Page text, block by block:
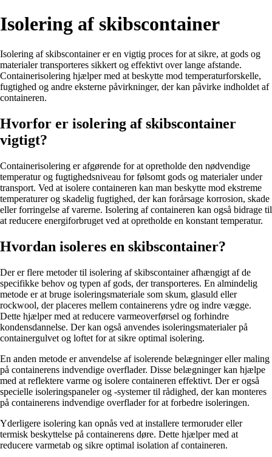
Isolering af skibscontainer
Isolering af skibscontainer er en vigtig proces for at sikre, at gods og
materialer transporteres sikkert og effektivt over lange afstande.
Containerisolering hjælper med at beskytte mod temperaturforskelle,
fugtighed og andre eksterne påvirkninger, der kan påvirke indholdet af
containeren.
Hvorfor er isolering af skibscontainer
vigtigt?
Containerisolering er afgørende for at opretholde den nødvendige
temperatur og fugtighedsniveau for følsomt gods og materialer under
transport. Ved at isolere containeren kan man beskytte mod ekstreme
temperaturer og skadelig fugtighed, der kan forårsage korrosion, skade
eller forringelse af varerne. Isolering af containeren kan også bidrage til
at reducere energiforbruget ved at opretholde en konstant temperatur.
Hvordan isoleres en skibscontainer?
Der er flere metoder til isolering af skibscontainer afhængigt af de
specifikke behov og typen af gods, der transporteres. En almindelig
metode er at bruge isoleringsmateriale som skum, glasuld eller
rockwool, der placeres mellem containerens ydre og indre vægge.
Dette hjælper med at reducere varmeoverførsel og forhindre
kondensdannelse. Der kan også anvendes isoleringsmaterialer på
containergulvet og loftet for at sikre optimal isolering.
En anden metode er anvendelse af isolerende belægninger eller maling
på containerens indvendige overflader. Disse belægninger kan hjælpe
med at reflektere varme og isolere containeren effektivt. Der er også
specielle isoleringspaneler og -systemer til rådighed, der kan monteres
på containerens indvendige overflader for at forbedre isoleringen.
Yderligere isolering kan opnås ved at installere termoruder eller
termisk beskyttelse på containerens døre. Dette hjælper med at
reducere varmetab og sikre optimal isolation af containeren.